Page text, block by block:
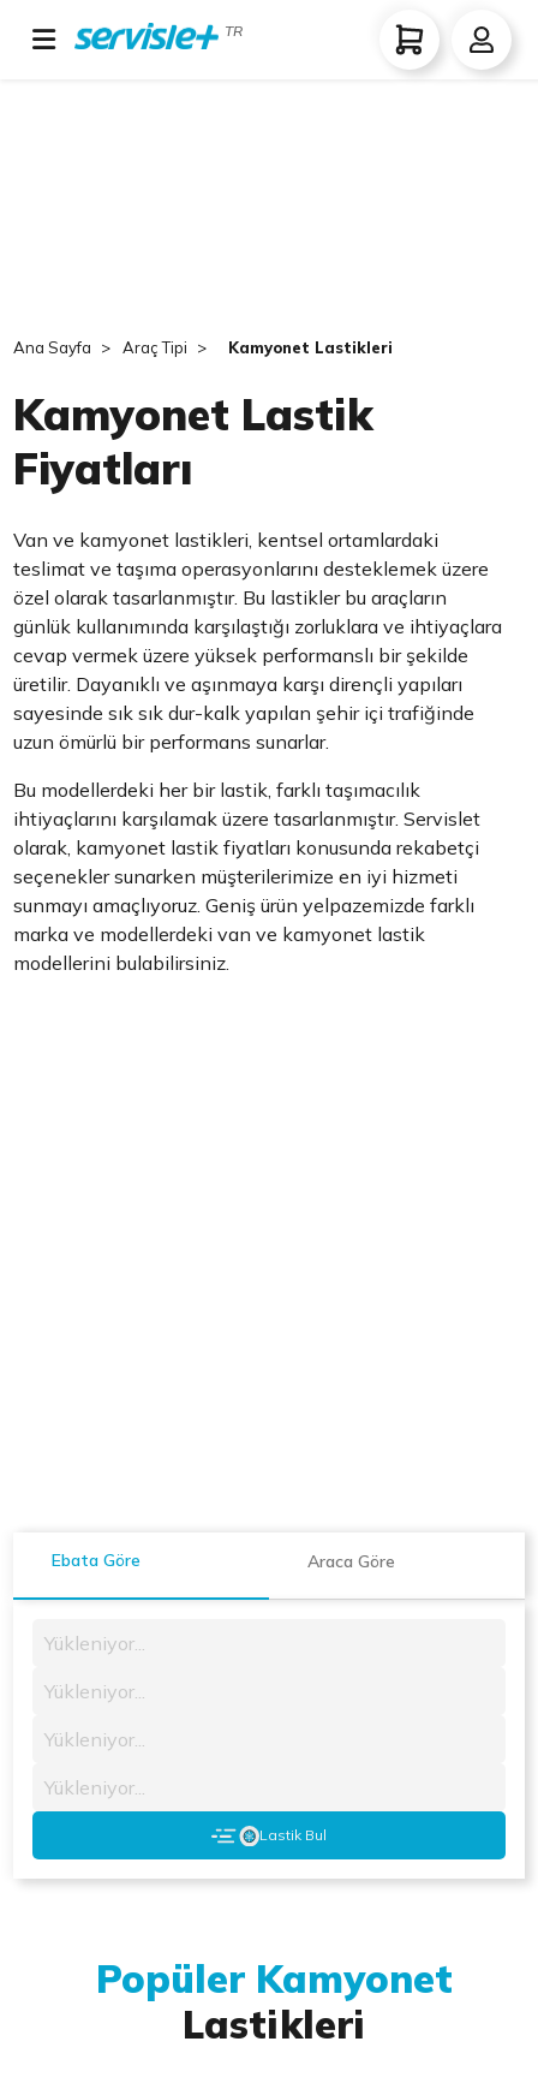
TR
Ana Sayfa Araç Tipi Kamyonet Lastikleri
Kamyonet Lastik
Fiyatları
Van ve kamyonet lastikleri, kentsel ortamlardaki
teslimat ve taşıma operasyonlarını desteklemek üzere
özel olarak tasarlanmıştır. Bu lastikler bu araçların
günlük kullanımında karşılaştığı zorluklara ve ihtiyaçlara
cevap vermek üzere yüksek performanslı bir şekilde
üretilir. Dayanıklı ve aşınmaya karşı dirençli yapıları
sayesinde sık sık dur-kalk yapılan şehir içi trafiğinde
uzun ömürlü bir performans sunarlar.
Bu modellerdeki her bir lastik, farklı taşımacılık
ihtiyaçlarını karşılamak üzere tasarlanmıştır. Servislet
olarak, kamyonet lastik fiyatları konusunda rekabetçi
seçenekler sunarken müşterilerimize en iyi hizmeti
sunmayı amaçlıyoruz. Geniş ürün yelpazemizde farklı
marka ve modellerdeki van ve kamyonet lastik
modellerini bulabilirsiniz.
Ebata Göre Araca Göre
Yükleniyor...
Yükleniyor...
Yükleniyor...
Yükleniyor...
Lastik Bul
Popüler Kamyonet
Lastikleri